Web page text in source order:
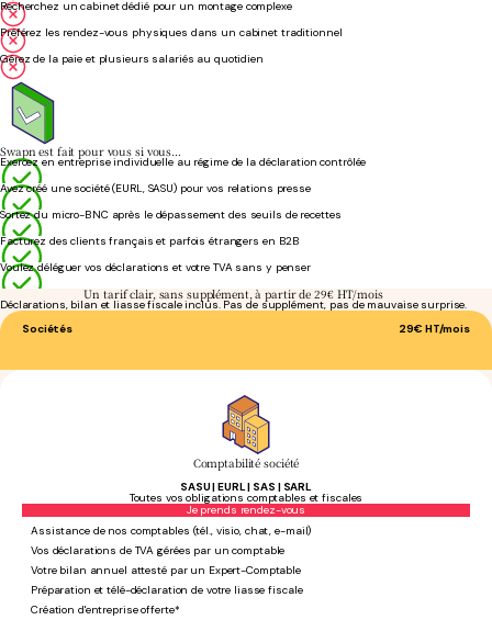
Recherchez un cabinet dédié pour un montage complexe
Préférez les rendez-vous physiques dans un cabinet traditionnel
Gérez de la paie et plusieurs salariés au quotidien
Swapn est fait pour vous si vous…
Exercez en entreprise individuelle au régime de la déclaration contrôlée
Avez créé une société (EURL, SASU) pour vos relations presse
Sortez du micro-BNC après le dépassement des seuils de recettes
Facturez des clients français et parfois étrangers en B2B
Voulez déléguer vos déclarations et votre TVA sans y penser
Un tarif clair, sans supplément, à partir de 29€ HT/mois
Déclarations, bilan et liasse fiscale inclus. Pas de supplément, pas de mauvaise surprise.
Sociétés
29€ HT/mois
Comptabilité société
SASU | EURL | SAS | SARL
Toutes vos obligations comptables et fiscales
Je prends rendez-vous
Sans engagement
Assistance de nos comptables (tél., visio, chat, e-mail)
Vos déclarations de TVA gérées par un comptable
Votre bilan annuel attesté par un Expert-Comptable
Préparation et télé-déclaration de votre liasse fiscale
Création d'entreprise offerte*